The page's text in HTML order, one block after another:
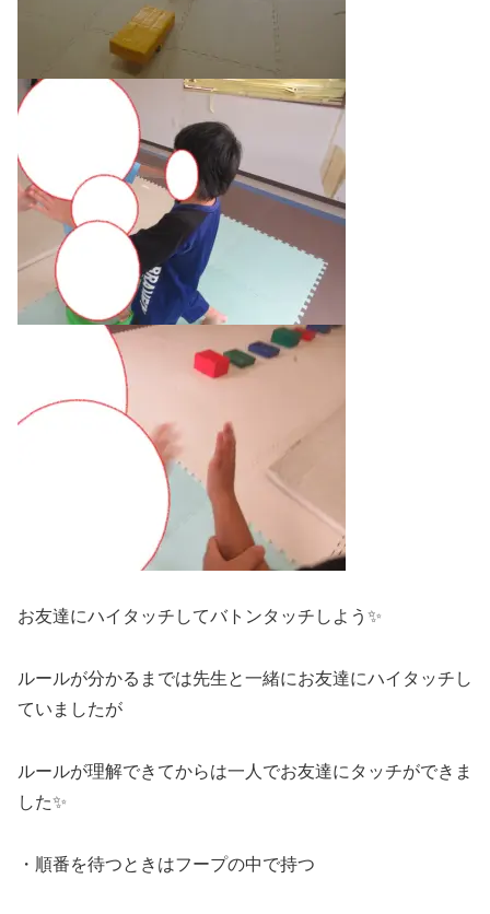
お友達にハイタッチしてバトンタッチしよう✨
ルールが分かるまでは先生と一緒にお友達にハイタッチし
ていましたが
ルールが理解できてからは一人でお友達にタッチができま
した✨
・順番を待つときはフープの中で持つ